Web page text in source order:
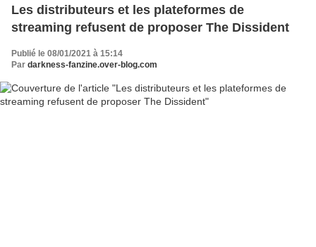
Les distributeurs et les plateformes de
streaming refusent de proposer The Dissident
Publié le 08/01/2021 à 15:14
Par darkness-fanzine.over-blog.com